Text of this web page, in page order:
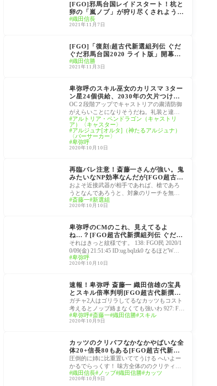
[FGO]邪馬台国レイドスタート！杭と
卵の「嵐ノブ」が狩り尽くされようと
している。
織田信長
2021年11月7日
[FGO]「復刻:超古代新選組列伝 ぐだ
ぐだ邪馬台国2020 ライト版」開幕！
あれ…みんな待望のアレは？
織田信勝
2021年11月3日
卑弥呼のスキル巫女のカリスマ 3ター
ン星24個供給、2030年の欠片つける
と34個か。W卑弥呼で68個…だと？
[FGO超古代新撰組列伝 ぐだぐだ邪馬
台国2020]OC2アップがキャストリア
と噛み合うのもいい。
OC２段階アップでキャストリアの粛清防御
がえらいことになりそうだね。礼装と違い
回数制限もないし 19: FGO民 2020/10/09(金)
21:22:11 ID:T7L
アルトリア・ペンドラゴン（キャストリ
ア）〈キャスター〉
アルジュナ[オルタ]（神たるアルジュナ）
〈バーサーカー〉
卑弥呼
2020年10月10日
再臨バレ注意！斎藤一さんが強い。鬼
みたいなNP効率なんだが[FGO超古代
新撰組列伝 ぐだぐだ邪馬台国2020]斎
藤さんの最大の魅力はスーツに刀、こ
れだけで無敵よ
およそ近接武器が相手であれば、槍であろ
うとなんであろうと、対象のリーチを無視
し、あらゆる間合いから必ず先手で仕掛け
る事が
斎藤一 新選組
2020年10月10日
卑弥呼のCMのこれ、見えてるよ
ね…？[FGO超古代新撰組列伝 ぐだぐ
だ邪馬台国2020]
それはきっと紋様です。 138: FGO民 2020/1
0/09(金) 21:51:45 ID:ug.bqIzk0 なるほどW卑
弥呼… 150: FGO民 2020/10/09(金) 21:54:34 I
D:dMlCeCrw0 >>138あー！
卑弥呼
2020年10月10日
速報！卑弥呼 斎藤一 織田信雄の宝具
とスキル倍率判明[FGO超古代新撰組
列伝 ぐだぐだ邪馬台国2020]
ガチャ2人はゴリラしてるなカッツもコスト
考えるとノッブ絡まなくても強いわ 927: FG
O民 2020/10/09(金) 20:57:14 ID:.QUmYO120
卑弥呼一枚引け
卑弥呼 斎藤一 織田信勝 スキル
2020年10月9日
カッツのクリバフなかなかやばいな全
体20+信長80もある[FGO超古代新撰
組列伝 ぐだぐだ邪馬台国2020]我、魔
天に殉ず
圧倒的に姉に比重置いててうける へいよー
かるでらっくす！ 味方全体ののクリティカ
ル威力をアップ うぅ味方全体のイリヤ… 94
2: FGO
織田信長 ノッブ 織田信勝 カッツ
2020年10月9日